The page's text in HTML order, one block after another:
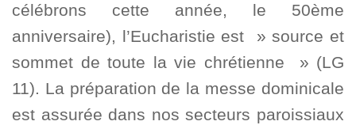
célébrons cette année, le 50ème
anniversaire), l’Eucharistie est » source et
sommet de toute la vie chrétienne » (LG
11). La préparation de la messe dominicale
est assurée dans nos secteurs paroissiaux